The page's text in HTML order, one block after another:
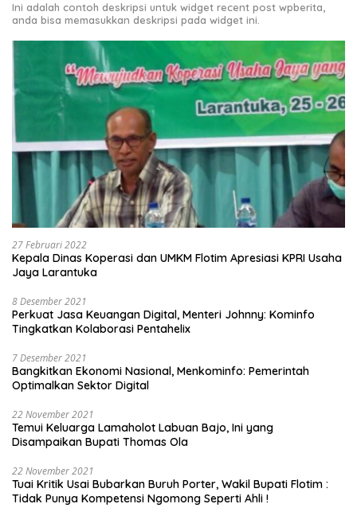
Ini adalah contoh deskripsi untuk widget recent post wpberita,
anda bisa memasukkan deskripsi pada widget ini.
27 Februari 2022
Kepala Dinas Koperasi dan UMKM Flotim Apresiasi KPRI Usaha
Jaya Larantuka
8 Desember 2021
Perkuat Jasa Keuangan Digital, Menteri Johnny: Kominfo
Tingkatkan Kolaborasi Pentahelix
7 Desember 2021
Bangkitkan Ekonomi Nasional, Menkominfo: Pemerintah
Optimalkan Sektor Digital
22 November 2021
Temui Keluarga Lamaholot Labuan Bajo, Ini yang
Disampaikan Bupati Thomas Ola
22 November 2021
Tuai Kritik Usai Bubarkan Buruh Porter, Wakil Bupati Flotim :
Tidak Punya Kompetensi Ngomong Seperti Ahli !